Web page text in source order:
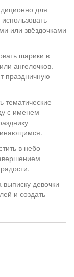
для
или звёздочками
шарики в
ангелочков.
праздничную
тематические
с именем
в небо
девочки
и создать